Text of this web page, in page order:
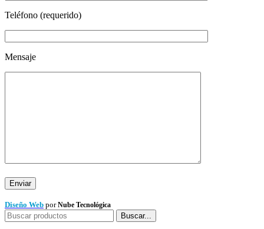
Teléfono (requerido)
Mensaje
Diseño Web porNube Tecnológica
Buscar...